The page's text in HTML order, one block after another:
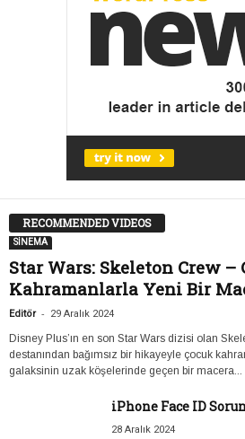
RECOMMENDED VIDEOS
SİNEMA
Star Wars: Skeleton Crew –
Kahramanlarla Yeni Bir
Editör - 29 Aralık 2024
Disney Plus’ın en son Star Wars dizisi olan
destanından bağımsız bir hikayeyle çocuk
galaksinin uzak köşelerinde geçen bir macera...
iPhone Face ID
28 Aralık 2024